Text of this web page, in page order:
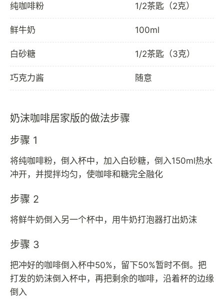
纯咖啡粉 1/2茶匙（2克）
鲜牛奶 100ml
白砂糖 1/2茶匙（3克）
巧克力酱 随意
奶沫咖啡居家版的做法步骤
步骤 1
将纯咖啡粉，倒入杯中，加入白砂糖，倒入150ml热水
冲开，并搅拌均匀，使咖啡和糖完全融化
步骤 2
将鲜牛奶倒入另一个杯中，用牛奶打泡器打出奶沫
步骤 3
把冲好的咖啡倒入杯中50%，留下50%暂时不倒。把
打发的奶沫倒入杯中，再把剩余的咖啡，沿着杯的边缘
倒入